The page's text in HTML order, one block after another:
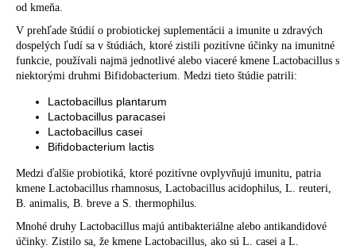
od kmeňa.
V prehľade štúdií o probiotickej suplementácii a imunite u zdravých
dospelých ľudí sa v štúdiách, ktoré zistili pozitívne účinky na imunitné
funkcie, používali najmä jednotlivé alebo viaceré kmene Lactobacillus s
niektorými druhmi Bifidobacterium. Medzi tieto štúdie patrili:
Lactobacillus plantarum
Lactobacillus paracasei
Lactobacillus casei
Bifidobacterium lactis
Medzi ďalšie probiotiká, ktoré pozitívne ovplyvňujú imunitu, patria
kmene Lactobacillus rhamnosus, Lactobacillus acidophilus, L. reuteri,
B. animalis, B. breve a S. thermophilus.
Mnohé druhy Lactobacillus majú antibakteriálne alebo antikandidové
účinky. Zistilo sa, že kmene Lactobacillus, ako sú L. casei a L.